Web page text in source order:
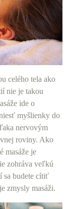
celého tela ako
nie je takou
ide o
myšlienky do
nervovým
roviny. Ako
masáže je
zohráva veľkú
sa budete cítiť
zmysly masáži.